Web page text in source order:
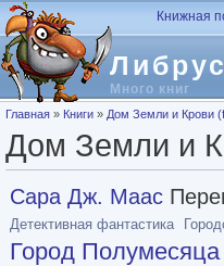
Перейти к основному содержанию
Много книг
Книжная
Вы здесь
Главная » Книги » Дом Земли и Крови
Дом Земли и
Сара Дж. Маас
Детективная фантастика
Город Полумесяца